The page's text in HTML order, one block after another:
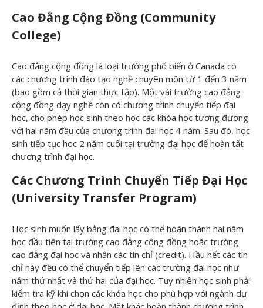
Cao Đẳng Cộng Đồng (Community
College)
Cao đẳng cộng đồng là loại trường phổ biến ở Canada có
các chương trình đào tạo nghề chuyên môn từ 1 đến 3 năm
(bao gồm cả thời gian thực tập). Một vài trường cao đẳng
cộng đồng dạy nghề còn có chương trình chuyển tiếp đại
học, cho phép học sinh theo học các khóa học tương đương
với hai năm đầu của chương trình đại học 4 năm. Sau đó, học
sinh tiếp tục học 2 năm cuối tại trường đại học để hoàn tất
chương trình đại học.
Các Chương Trình Chuyển Tiếp Đại Học
(University Transfer Program)
Học sinh muốn lấy bằng đại học có thể hoàn thành hai năm
học đầu tiên tại trường cao đẳng cộng đồng hoặc trường
cao đẳng đại học và nhận các tín chỉ (credit). Hầu hết các tín
chỉ này đều có thể chuyển tiếp lên các trường đại học như
năm thứ nhất và thứ hai của đại học. Tuy nhiên học sinh phải
kiểm tra kỹ khi chọn các khóa học cho phù hợp với ngành dự